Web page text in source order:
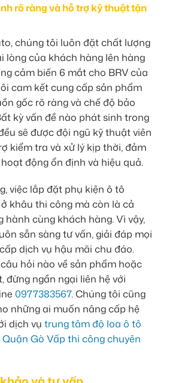
rõ ràng và hỗ trợ kỹ thuật tận
chúng tôi luôn đặt chất lượng
lòng của khách hàng lên hàng
cảm biến 6 mắt cho BRV của
cam kết cung cấp sản phẩm
gốc rõ ràng và chế độ bảo
kỳ vấn đề nào phát sinh trong
sẽ được đội ngũ kỹ thuật viên
kiểm tra và xử lý kịp thời, đảm
động ổn định và hiệu quả.
việc lắp đặt phụ kiện ô tô
khâu thi công mà còn là cả
cùng khách hàng. Vì vậy,
sẵn sàng tư vấn, giải đáp mọi
dịch vụ hậu mãi chu đáo.
hỏi nào về sản phẩm hoặc
đừng ngần ngại liên hệ với
0977383567. Chúng tôi cũng
những ai muốn nâng cấp hệ
dịch vụ trung tâm độ loa ô tô
Gò Vấp thi công chuyên